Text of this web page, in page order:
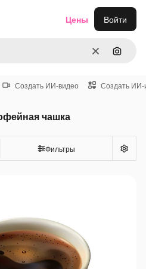
ОчиститьПоиск
Цены Войти
Создать ИИ-видео Создать ИИ-
чашка
Фильтры